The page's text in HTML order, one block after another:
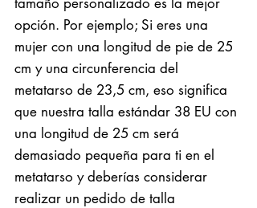
opción. Por ejemplo; Si eres una
mujer con una longitud de pie de 25
cm y una circunferencia del
metatarso de 23,5 cm, eso significa
que nuestra talla estándar 38 EU con
una longitud de 25 cm será
demasiado pequeña para ti en el
metatarso y deberías considerar
realizar un pedido de talla